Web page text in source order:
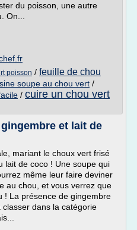
du poisson, une autre
On...
poisson / feuille de chou
soupe au chou vert /
/ cuire un chou vert
et lait de
mariant le choux vert frisé
lait de coco ! Une soupe qui
même leur faire deviner
au chou, et vous verrez que
! La présence de gingembre
dans la catégorie